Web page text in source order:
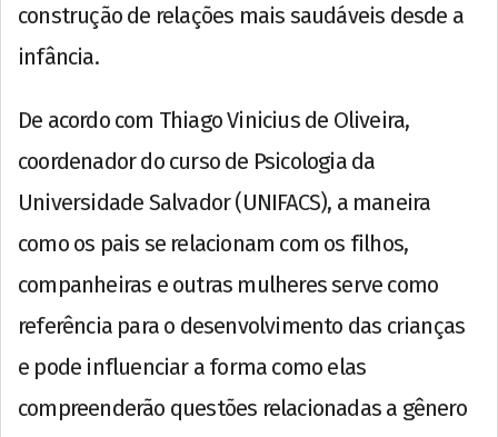
construção de relações mais saudáveis desde a
infância.
De acordo com Thiago Vinicius de Oliveira,
coordenador do curso de Psicologia da
Universidade Salvador (UNIFACS), a maneira
como os pais se relacionam com os filhos,
companheiras e outras mulheres serve como
referência para o desenvolvimento das crianças
e pode influenciar a forma como elas
compreenderão questões relacionadas a gênero